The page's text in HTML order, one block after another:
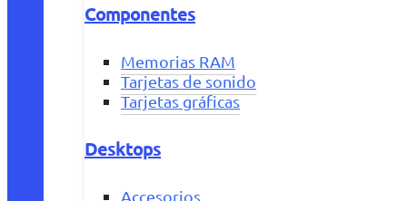
Componentes
Memorias RAM
Tarjetas de sonido
Tarjetas gráficas
Desktops
Accesorios